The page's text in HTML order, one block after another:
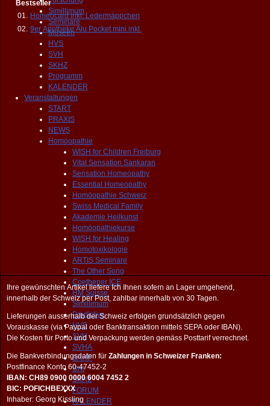
Simillimum
Seminare
Museen
HVS
SVH
SKHZ
Programm
KALENDER
Veranstaltungen
START
PRAXIS
NEWS
Homöopathie
WISH for Children Freiburg
Vital Sensation Sankaran
Sensation Homeopathy
Essential Homeopathy
Homöopathie Schweiz
Swiss Medical Family
Akademie Heilkunst
Homöopathiekurse
WISH for Healing
Homotoxikologie
ARTIS Seminare
The Other Song
Coethener ICE
HM Suisse
Simillimum
Predictive
HVS
SVH
SVHA
SAHP
SHI
SKHZ
FORUM
KALENDER
Bestseller
01. Homeocard inkl. Ledermäppchen
02. 9er Apotheke Alu Pocket mini inkl.
Ihre gewünschten Artikel liefere Ich Ihnen sofern an Lager umgehend,
innerhalb der Schweiz per Post, zahlbar innerhalb von 30 Tagen.
Lieferungen ausserhalb der Schweiz erfolgen grundsätzlich gegen
Vorauskasse (via Paypal oder Banktransaktion mittels SEPA oder IBAN).
Die Kosten für Porto und Verpackung werden gemäss Posttarif verrechnet.
Die Bankverbindungsdaten für Zahlungen in Schweizer Franken:
Postfinance Konto 60-47452-2
IBAN: CH89 0900 0000 6004 7452 2
BIC: POFICHBEXXX
Inhaber: Georg Kissling